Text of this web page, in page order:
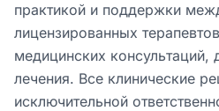
практикой и поддержки
лицензированных
медицинских консультаций,
лечения. Все клинические
исключительной